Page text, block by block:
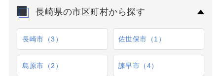
直線ではなく実走行時間で評価し、通院動線が交わる交
差点や生活利便施設の出入口に近い区画は新患獲得に有
床荷重、電気容量が診療科の機器要件を満たすかを現地
で確認してください。新築スケルトンの長所はレイアウ
ト自由度で、感染対策動線やユニット増設余地を確保し
やすい点にあります。
長崎県の市区町村から探す
長崎市（3） 佐世保市（1）
島原市（2） 諫早市（4）